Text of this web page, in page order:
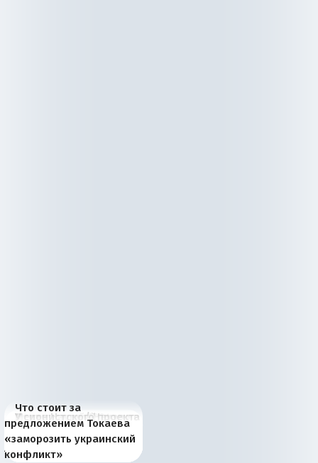
В России назрели
перемены: 15 шагов к
суверенной экономике
Миграционный пожар
Европы
Россия начинает
сбрасывать балласт
Анкориджа
Россия зимой 1904
года: первые уступки во
внутренней политике
Русская нация вчера и
сегодня
Почему правый крах в
Варшаве не поможет её
отношениям с Россией?
Место Науру / Науэро в
современной истории
Южной Осетии
У сионистского проекта
появилось украинское
измерение
Что стоит за
предложением Токаева
«заморозить украинский
конфликт»